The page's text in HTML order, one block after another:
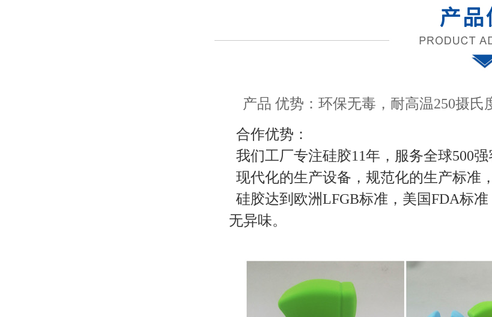
产品 优势：环保无毒，耐高温250摄氏
合作优势：
我们工厂专注硅胶11年，服务全球500强
现代化的生产设备，规范化的生产标准，
硅胶达到欧洲LFGB标准，美国FDA标
无异味。